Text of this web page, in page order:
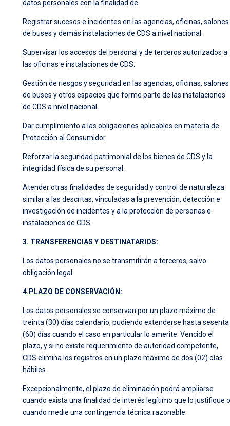
datos personales con la finalidad de:
Registrar sucesos e incidentes en las agencias, oficinas, salones
de buses y demás instalaciones de CDS a nivel nacional.
Supervisar los accesos del personal y de terceros autorizados a
las oficinas e instalaciones de CDS.
Gestión de riesgos y seguridad en las agencias, oficinas, salones
de buses y otros espacios que forme parte de las instalaciones
de CDS a nivel nacional.
Dar cumplimiento a las obligaciones aplicables en materia de
Protección al Consumidor.
Reforzar la seguridad patrimonial de los bienes de CDS y la
integridad física de su personal.
Atender otras finalidades de seguridad y control de naturaleza
similar a las descritas, vinculadas a la prevención, detección e
investigación de incidentes y a la protección de personas e
instalaciones de CDS.
3. TRANSFERENCIAS Y DESTINATARIOS:
Los datos personales no se transmitirán a terceros, salvo
obligación legal.
4.PLAZO DE CONSERVACIÓN:
Los datos personales se conservan por un plazo máximo de
treinta (30) días calendario, pudiendo extenderse hasta sesenta
(60) días cuando el caso en particular lo amerite. Vencido el
plazo, y si no existe requerimiento de autoridad competente,
CDS elimina los registros en un plazo máximo de dos (02) días
hábiles.
Excepcionalmente, el plazo de eliminación podrá ampliarse
cuando exista una finalidad de interés legítimo que lo justifique o
cuando medie una contingencia técnica razonable.